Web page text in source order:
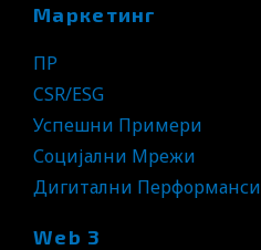
Маркетинг
ПР
CSR/ESG
Успешни Примери
Социјални Мрежи
Дигитални Перформанси
Web 3